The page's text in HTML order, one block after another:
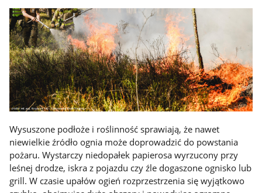
Wysuszone podłoże i roślinność sprawiają, że nawet
niewielkie źródło ognia może doprowadzić do powstania
pożaru. Wystarczy niedopałek papierosa wyrzucony przy
leśnej drodze, iskra z pojazdu czy źle dogaszone ognisko lub
grill. W czasie upałów ogień rozprzestrzenia się wyjątkowo